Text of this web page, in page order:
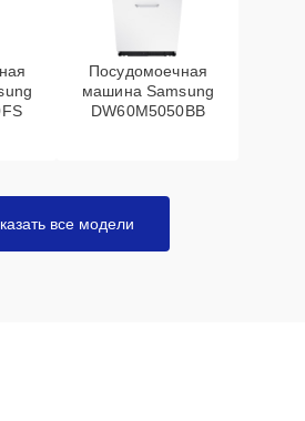
Посудомоечная
машина Samsung
DW60M5050BB
все модели